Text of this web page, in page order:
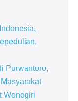
Purwantoro,
Wonogiri